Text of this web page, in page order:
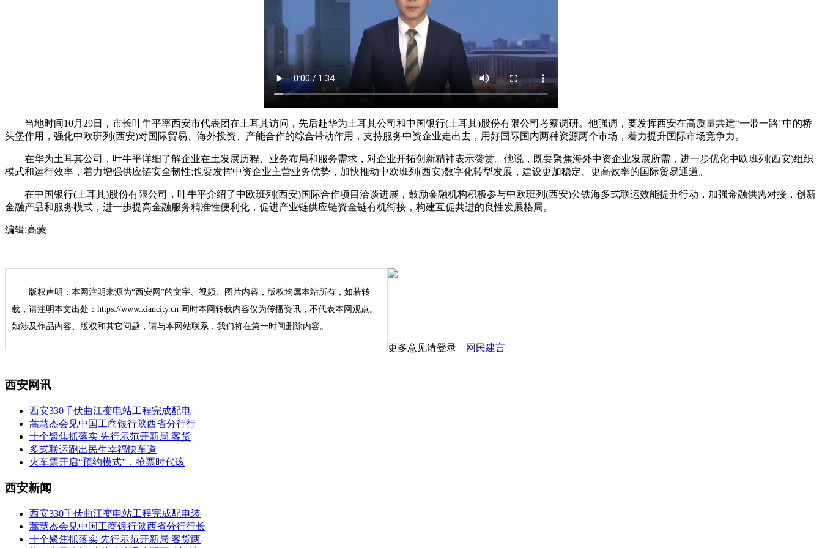
当地时间10月29日，市长叶牛平率西安市代表团在土耳其访问，先后赴华为土耳其公司和中国银行(土耳其)股份有限公司考察调研。他强调，要发挥西安在高质量共建“一带一路”中的桥
头堡作用，强化中欧班列(西安)对国际贸易、海外投资、产能合作的综合带动作用，支持服务中资企业走出去，用好国际国内两种资源两个市场，着力提升国际市场竞争力。
在华为土耳其公司，叶牛平详细了解企业在土发展历程、业务布局和服务需求，对企业开拓创新精神表示赞赏。他说，既要聚焦海外中资企业发展所需，进一步优化中欧班列(西安)组织
模式和运行效率，着力增强供应链安全韧性;也要发挥中资企业主营业务优势，加快推动中欧班列(西安)数字化转型发展，建设更加稳定、更高效率的国际贸易通道。
在中国银行(土耳其)股份有限公司，叶牛平介绍了中欧班列(西安)国际合作项目洽谈进展，鼓励金融机构积极参与中欧班列(西安)公铁海多式联运效能提升行动，加强金融供需对接，创新
金融产品和服务模式，进一步提高金融服务精准性便利化，促进产业链供应链资金链有机衔接，构建互促共进的良性发展格局。
编辑:高蒙
版权声明：本网注明来源为“西安网”的文字、视频、图片内容，版权均属本站所有，如若转
载，请注明本文出处：https://www.xiancity.cn 同时本网转载内容仅为传播资讯，不代表本网观点。
如涉及作品内容、版权和其它问题，请与本网站联系，我们将在第一时间删除内容。
更多意见请登录 网民建言
西安网讯
西安330千伏曲江变电站工程完成配电
蒿慧杰会见中国工商银行陕西省分行行
十个聚焦抓落实 先行示范开新局 客货
多式联运跑出民生幸福快车道
火车票开启“预约模式”，抢票时代该
西安新闻
西安330千伏曲江变电站工程完成配电装
蒿慧杰会见中国工商银行陕西省分行行长
十个聚焦抓落实 先行示范开新局 客货两